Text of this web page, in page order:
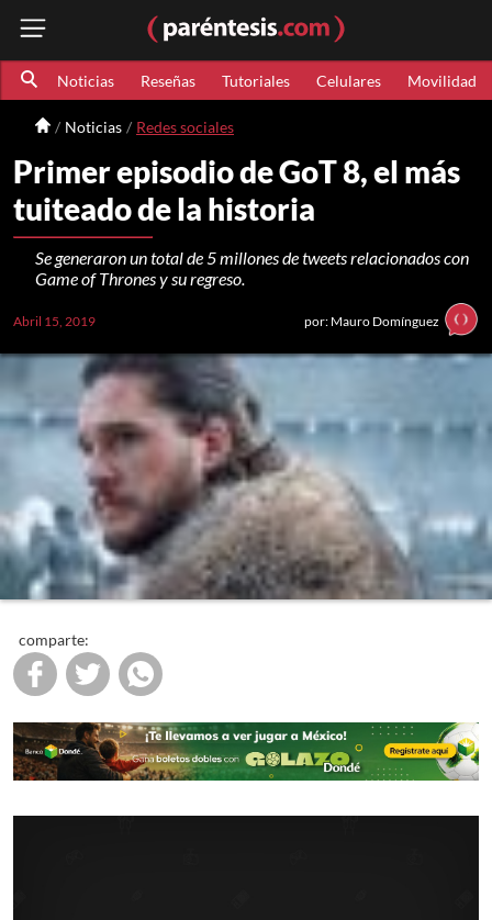
Noticias Reseñas Tutoriales Celulares Movilidad
Noticias Redes sociales
Primer episodio de GoT 8, el más
tuiteado de la historia
Se generaron un total de 5 millones de tweets relacionados con
Game of Thrones y su regreso.
Abril 15, 2019 por: Mauro Domínguez
comparte: